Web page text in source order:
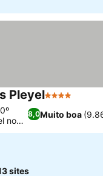
Pleyel4 Estrelas
8,0Muito boa
no
sites